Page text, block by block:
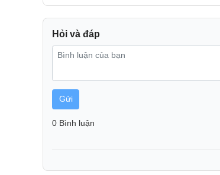
Hỏi và đáp
Gửi
0 Bình luận